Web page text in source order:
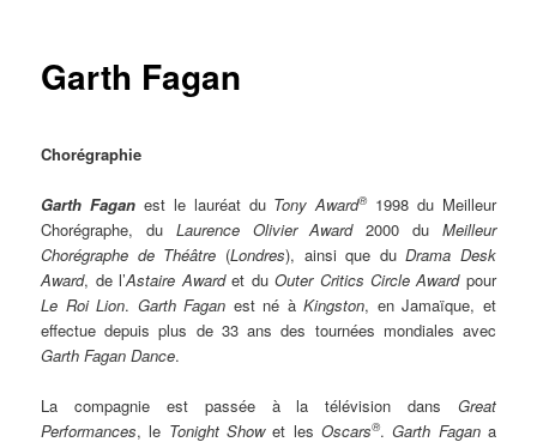
Garth Fagan
Chorégraphie
Garth Faganest le lauréat du Tony Award®1998 du Meilleur
Chorégraphe, du Laurence Olivier Award2000 du Meilleur
Chorégraphe de Théâtre (Londres), ainsi que duDrama Desk
Award, de l’Astaire Awardet duOuter Critics Circle Awardpour
Le Roi Lion. Garth Fagan est né àKingston, en Jamaïque, et
effectue depuis plus de 33 ans des tournées mondiales avec
Garth Fagan Dance.
La compagnie est passée à la télévision dans Great
Performances, le Tonight Showet les Oscars®.Garth Fagana